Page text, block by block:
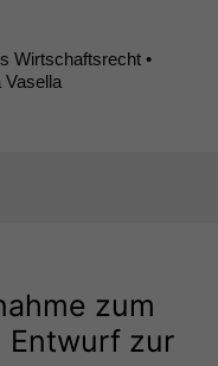
Wirtschaftsrecht •
Vasella
zum
Entwurf zur